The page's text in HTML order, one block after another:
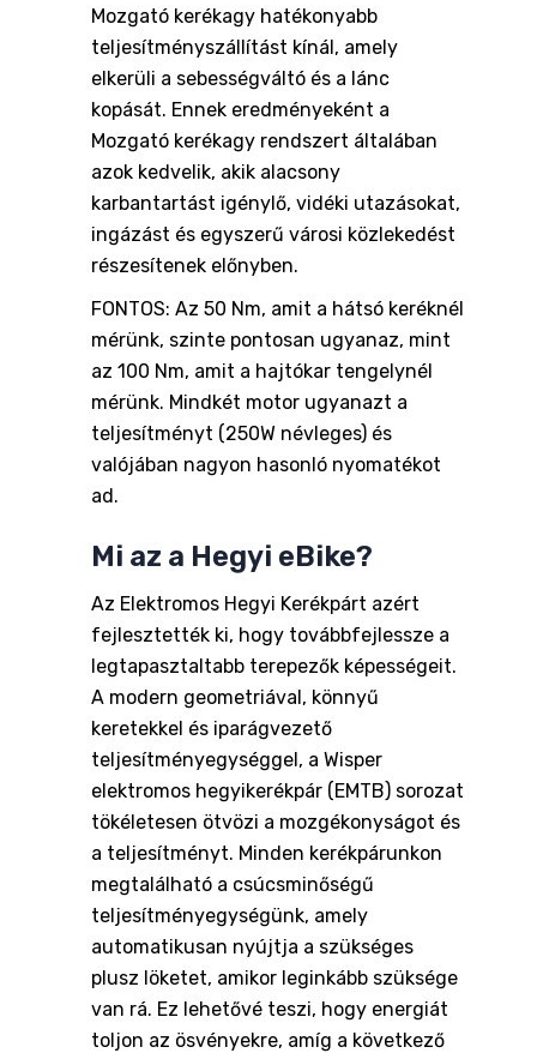
Mozgató kerékagy hatékonyabb
teljesítményszállítást kínál, amely
elkerüli a sebességváltó és a lánc
kopását. Ennek eredményeként a
Mozgató kerékagy rendszert általában
azok kedvelik, akik alacsony
karbantartást igénylő, vidéki utazásokat,
ingázást és egyszerű városi közlekedést
részesítenek előnyben.
FONTOS: Az 50 Nm, amit a hátsó keréknél
mérünk, szinte pontosan ugyanaz, mint
az 100 Nm, amit a hajtókar tengelynél
mérünk. Mindkét motor ugyanazt a
teljesítményt (250W névleges) és
valójában nagyon hasonló nyomatékot
ad.
Mi az a Hegyi eBike?
Az Elektromos Hegyi Kerékpárt azért
fejlesztették ki, hogy továbbfejlessze a
legtapasztaltabb terepezők képességeit.
A modern geometriával, könnyű
keretekkel és iparágvezető
teljesítményegységgel, a Wisper
elektromos hegyikerékpár (EMTB) sorozat
tökéletesen ötvözi a mozgékonyságot és
a teljesítményt. Minden kerékpárunkon
megtalálható a csúcsminőségű
teljesítményegységünk, amely
automatikusan nyújtja a szükséges
plusz löketet, amikor leginkább szüksége
van rá. Ez lehetővé teszi, hogy energiát
toljon az ösvényekre, amíg a következő